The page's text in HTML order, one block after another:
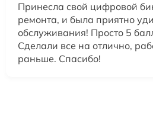
Принесла свой цифровой
ремонта, и была приятно
обслуживания! Просто 5
Сделали все на отлично,
раньше. Спасибо!